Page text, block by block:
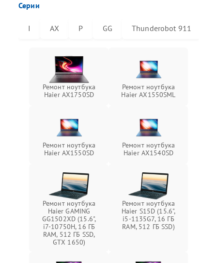
Серии
I AX P GG Thunderobot 911
Ремонт ноутбука
Haier AX1750SD
Ремонт ноутбука
Haier AX1550SML
Ремонт ноутбука
Haier AX1550SD
Ремонт ноутбука
Haier AX1540SD
Ремонт ноутбука
Haier GAMING
GG1502XD (15.6",
i7-10750H, 16 ГБ
RAM, 512 ГБ SSD,
GTX 1650)
Ремонт ноутбука
Haier S15D (15.6",
i5-1135G7, 16 ГБ
RAM, 512 ГБ SSD)